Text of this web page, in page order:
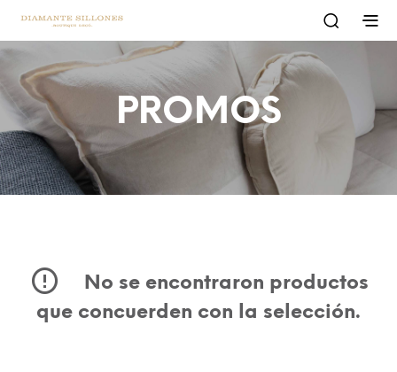
PROMOS
No se encontraron productos
que concuerden con la selección.